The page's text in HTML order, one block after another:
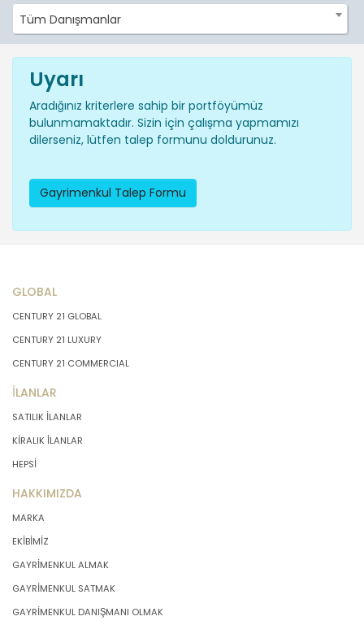
Tüm Danışmanlar
Uyarı
Aradığınız kriterlere sahip bir portföyümüz
bulunmamaktadır. Sizin için çalışma yapmamızı
dilerseniz, lütfen talep formunu doldurunuz.
Gayrimenkul Talep Formu
GLOBAL
CENTURY 21 GLOBAL
CENTURY 21 LUXURY
CENTURY 21 COMMERCIAL
İLANLAR
SATILIK İLANLAR
KİRALIK İLANLAR
HEPSİ
HAKKIMIZDA
MARKA
EKİBİMİZ
GAYRİMENKUL ALMAK
GAYRİMENKUL SATMAK
GAYRİMENKUL DANIŞMANI OLMAK